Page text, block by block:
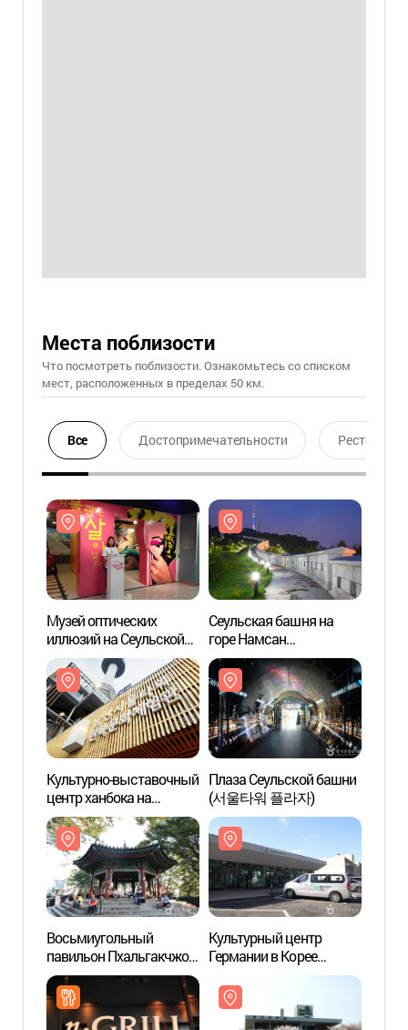
Места поблизости
Что посмотреть поблизости. Ознакомьтесь со списком
мест, расположенных в пределах 50 км.
Все Достопримечательности Ресторан
Музей оптических
иллюзий на Сеульской
башне "N" (박물관은
살아있다(N서울타워점))
Сеульская башня на
горе Намсан
(남산서울타워)
Культурно-выставочный
центр ханбока на
Сеульской башне N
(남산서울타워
한복문화체험관)
Плаза Сеульской башни
(서울타워 플라자)
Восьмиугольный
павильон Пхальгакчжон
(남산 팔각정)
Культурный центр
Германии в Корее